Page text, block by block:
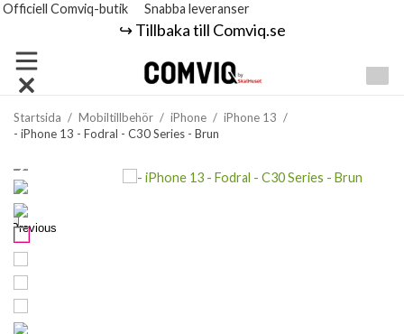
Officiell Comviq-butik Snabba leveranser
↪️ Tillbaka till Comviq.se
Startsida / Mobiltillbehör / iPhone / iPhone 13 /
- iPhone 13 - Fodral - C30 Series - Brun
Previous